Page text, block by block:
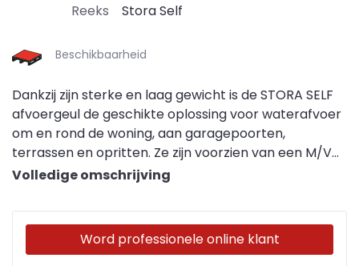
Reeks
Stora Self
Beschikbaarheid
Dankzij zijn sterke en laag gewicht is de STORA SELF
afvoergeul de geschikte oplossing voor waterafvoer
om en rond de woning, aan garagepoorten,
terrassen en opritten. Ze zijn voorzien van een M/V
verbinding.
Volledige omschrijving
Word professionele online klant